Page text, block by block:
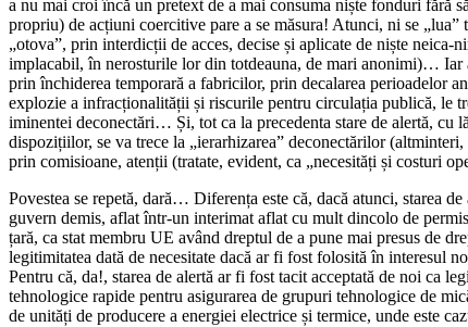
a nu mai croi încă un pretext de a mai consuma niște fonduri fără
propriu) de acțiuni coercitive pare a se măsura! Atunci, ni se
„otova”, prin interdicții de acces, decise și aplicate de niște
implacabil, în nerosturile lor din totdeauna, de mari anonimi)…
prin închiderea temporară a fabricilor, prin decalarea perioadelor
explozie a infracționalității și riscurile pentru circulația publică, le
iminentei deconectări… Și, tot ca la precedenta stare de alertă,
dispozițiilor, se va trece la „ierarhizarea” deconectărilor
prin comisioane, atenții (tratate, evident, ca „necesități și costuri
Povestea se repetă, dară… Diferența este că, dacă atunci, starea
guvern demis, aflat într-un interimat aflat cu mult dincolo de
țară, ca stat membru UE având dreptul de a pune mai presus de
legitimitatea dată de necesitate dacă ar fi fost folosită în interesul
Pentru că, da!, starea de alertă ar fi fost tacit acceptată de noi ca
tehnologice rapide pentru asigurarea de grupuri tehnologice de
de unități de producere a energiei electrice și termice, unde este